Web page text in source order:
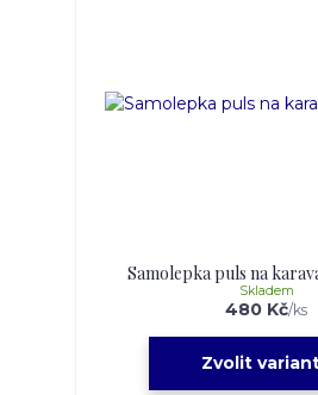
Samolepka puls na
480 Kč/ks
Skladem
Zvolit